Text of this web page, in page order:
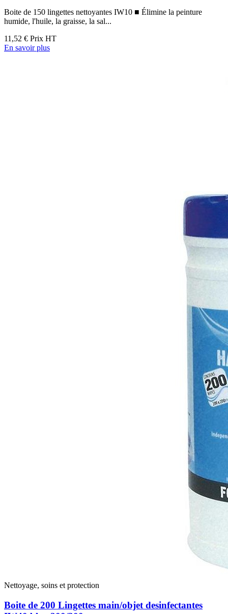
Boite de 150 lingettes nettoyantes IW10 ■ Élimine la peinture
humide, l'huile, la graisse, la sal...
11,52 € Prix HT
En savoir plus
Nettoyage, soins et protection
Boite de 200 Lingettes main/objet desinfectantes